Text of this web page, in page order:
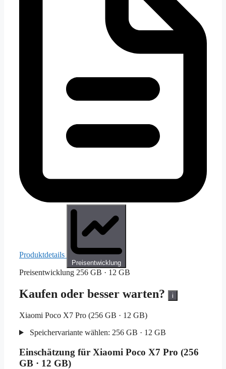
Produktdetails
Preisentwicklung
Preisentwicklung 256 GB · 12 GB
Kaufen oder besser warten? i
Xiaomi Poco X7 Pro (256 GB · 12 GB)
Speichervariante wählen: 256 GB · 12 GB
Einschätzung für Xiaomi Poco X7 Pro (256
GB · 12 GB)